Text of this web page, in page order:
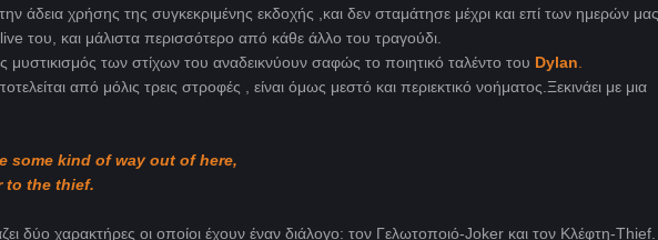
άδεια χρήσης της συγκεκριμένης εκδοχής ,και δεν σταμάτησε μέχρι και επί των ημερών
του, και μάλιστα περισσότερο από κάθε άλλο του τραγούδι.
μυστικισμός των στίχων του αναδεικνύουν σαφώς το ποιητικό ταλέντο του Dylan
από μόλις τρεις στροφές , είναι όμως μεστό και περιεκτικό νοήματος.Ξεκινάει με μια
some kind of way out of here,
to the thief.
δύο χαρακτήρες οι οποίοι έχουν έναν διάλογο: τον Γελωτοποιό-Joker και τον Κλέφτη-